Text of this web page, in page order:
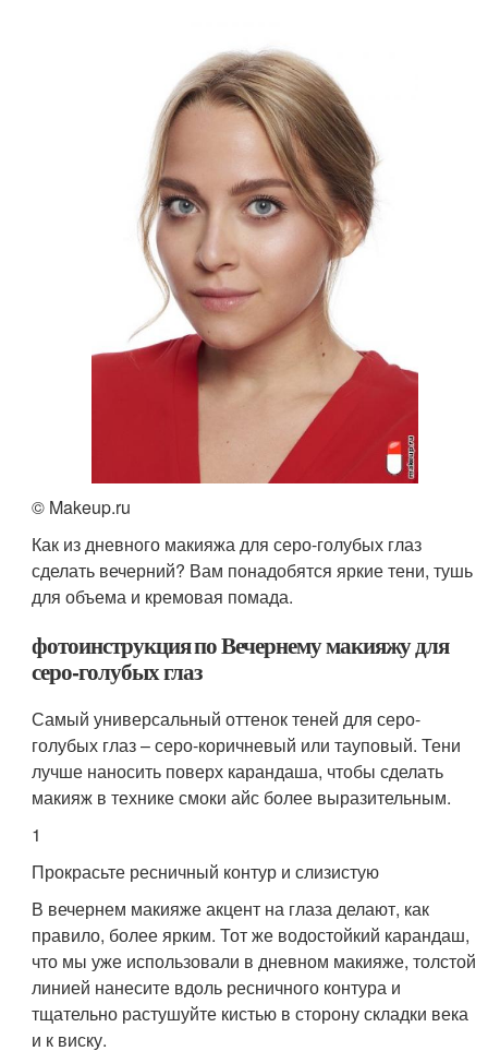
© Makeup.ru
Как из дневного макияжа для серо-голубых глаз
сделать вечерний? Вам понадобятся яркие тени, тушь
для объема и кремовая помада.
фотоинструкция по Вечернему макияжу для
серо-голубых глаз
Самый универсальный оттенок теней для серо-
голубых глаз – серо-коричневый или тауповый. Тени
лучше наносить поверх карандаша, чтобы сделать
макияж в технике смоки айс более выразительным.
1
Прокрасьте ресничный контур и слизистую
В вечернем макияже акцент на глаза делают, как
правило, более ярким. Тот же водостойкий карандаш,
что мы уже использовали в дневном макияже, толстой
линией нанесите вдоль ресничного контура и
тщательно растушуйте кистью в сторону складки века
и к виску.